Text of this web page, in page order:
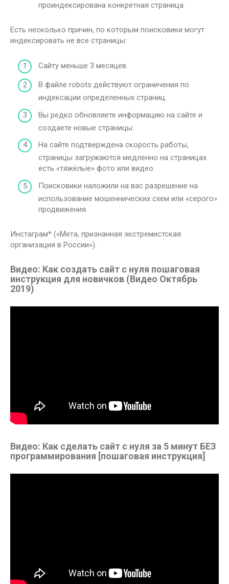
проиндексирована конкретная страница.
Есть несколько причин, по которым поисковики могут
индексировать не все страницы:
Сайту меньше 3 месяцев.
В файле robots действуют ограничения по
индексации определенных страниц.
Вы редко обновляете информацию на сайте и
создаете новые страницы.
На сайте подтверждена скорость работы,
страницы загружаются медленно на страницах
есть «тяжёлые» фото или видео.
Поисковики наложили на вас разрешение на
использование мошеннических схем или «серого»
продвижения.
Инстаграм* («Мета, признанная экстремистская
организация в России»).
Видео: Как создать сайт с нуля пошаговая
инструкция для новичков (Видео Октябрь
2019)
Видео: Как сделать сайт с нуля за 5 минут БЕЗ
программирования [пошаговая инструкция]